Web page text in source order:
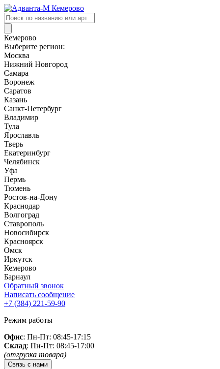
Поиск
товаров
Кемерово
Выберите регион:
Москва
Нижний Новгород
Самара
Воронеж
Саратов
Казань
Санкт-Петербург
Владимир
Тула
Ярославль
Тверь
Екатеринбург
Челябинск
Уфа
Пермь
Тюмень
Ростов-на-Дону
Краснодар
Волгоград
Ставрополь
Новосибирск
Красноярск
Омск
Иркутск
Кемерово
Барнаул
Обратный звонок
Написать сообщение
+7 (384) 221-59-90
Режим работы
Офис: Пн-Пт: 08:45-17:15
Склад: Пн-Пт: 08:45-17:00
(отгрузка товара)
Связь с нами